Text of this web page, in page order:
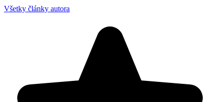
Všetky články autora